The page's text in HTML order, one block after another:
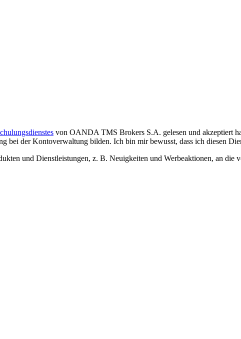
von OANDA TMS Brokers S.A. gelesen und akzeptiert
der Kontoverwaltung bilden. Ich bin mir bewusst, dass ich diesen
und Dienstleistungen, z. B. Neuigkeiten und Werbeaktionen, an die